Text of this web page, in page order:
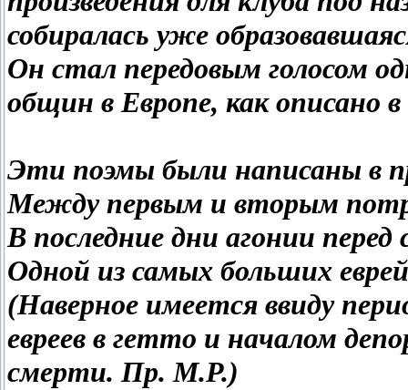
собиралась уже
Он стал передовым голосом
общин в Европе, как
Эти поэмы были написаны в
Между первым и вторым
В последние дни агонии
Одной из самых больших
(Наверное имеется ввиду
евреев в гетто и началом
смерти. Пр. М.Р.)